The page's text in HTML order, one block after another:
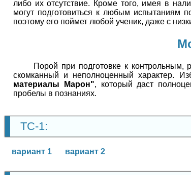
либо их отсутствие. Кроме того, имея в
могут подготовиться к любым испытаниям
поэтому его поймет любой ученик, даже с
Порой при подготовке к контрольным,
скомканный и неполноценный характер.
материалы Марон", который даст
пробелы в познаниях.
ТС-1:
вариант 1 вариант 2